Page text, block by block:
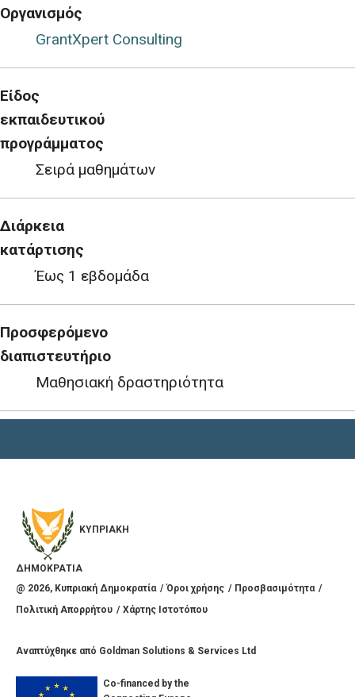
Οργανισμός
GrantXpert Consulting
Είδος
εκπαιδευτικού
προγράμματος
Σειρά μαθημάτων
Διάρκεια
κατάρτισης
Έως 1 εβδομάδα
Προσφερόμενο
διαπιστευτήριο
Μαθησιακή δραστηριότητα
ΚΥΠΡΙΑΚΗ
ΔΗΜΟΚΡΑΤΙΑ
@ 2026, Κυπριακή Δημοκρατία Όροι χρήσης
Προσβασιμότητα
Πολιτική Απορρήτου
Χάρτης Ιστοτόπου
Αναπτύχθηκε από Goldman Solutions & Services Ltd
Co-financed by the